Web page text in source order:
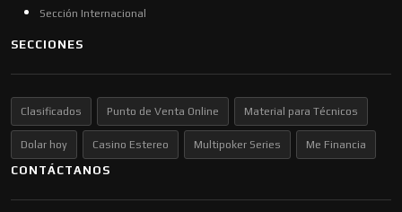
Sección Internacional
SECCIONES
Clasificados Punto de Venta Online Material para Técnicos
Dolar hoy Casino Estereo Multipoker Series Me Financia
CONTÁCTANOS